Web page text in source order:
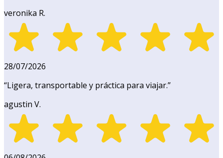
veronika R.
28/07/2026
“Ligera, transportable y práctica para viajar.”
agustin V.